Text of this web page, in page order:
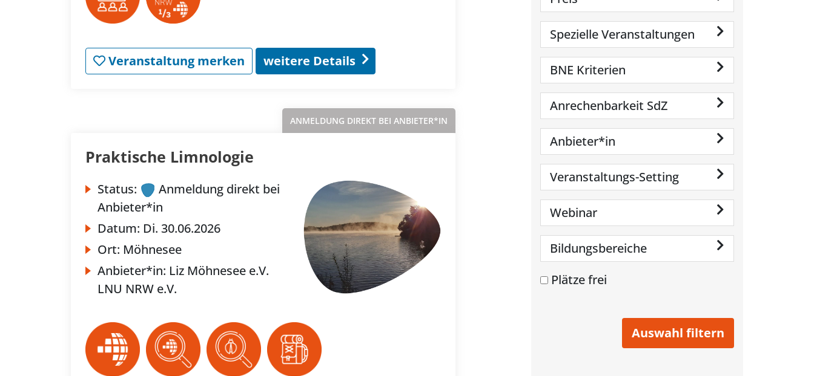
Veranstaltung merken weitere Details
ANMELDUNG DIREKT BEI ANBIETER*IN
Praktische Limnologie
Status:
Anmeldung direkt bei
Anbieter*in
Datum: Di. 30.06.2026
Ort: Möhnesee
Anbieter*in: Liz Möhnesee e.V.
LNU NRW e.V.
Spezielle Veranstaltungen
BNE Kriterien
Anrechenbarkeit SdZ
Anbieter*in
Veranstaltungs-Setting
Webinar
Bildungsbereiche
Plätze frei